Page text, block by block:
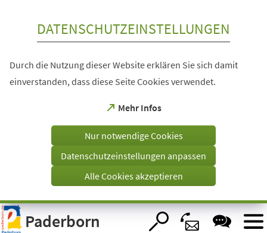
Visuelle
Assistenzsoftware
öffnen.
DATENSCHUTZEINSTELLUNGEN
Durch die Nutzung dieser Website erklären Sie sich damit
einverstanden, dass diese Seite Cookies verwendet.
Mehr Infos
(Öffnet
einem
Tab)
Nur notwendige Cookies
Datenschutzeinstellungen anpassen
Alle Cookies akzeptieren
Paderborn